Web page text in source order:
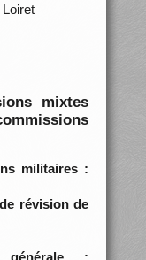
mixtes
militaires :
révision de
générale :